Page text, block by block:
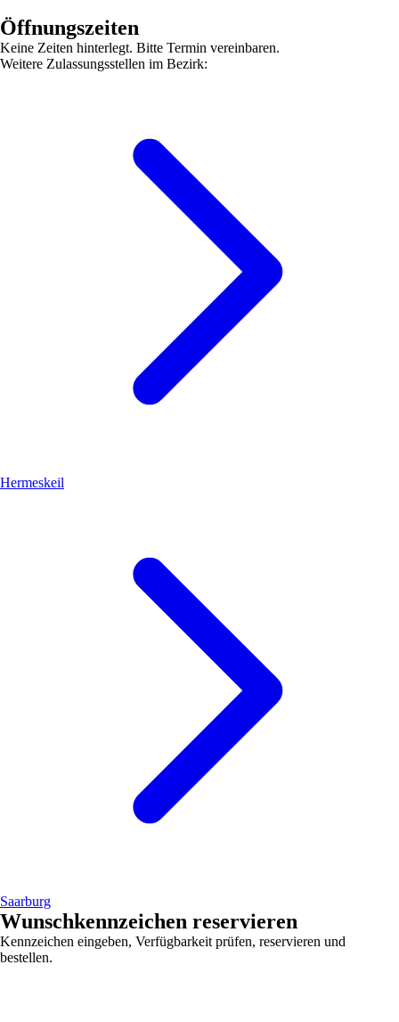
Öffnungszeiten
Keine Zeiten hinterlegt. Bitte Termin vereinbaren.
Weitere Zulassungsstellen im Bezirk:
Hermeskeil
Saarburg
Wunschkennzeichen reservieren
Kennzeichen eingeben, Verfügbarkeit prüfen, reservieren und
bestellen.